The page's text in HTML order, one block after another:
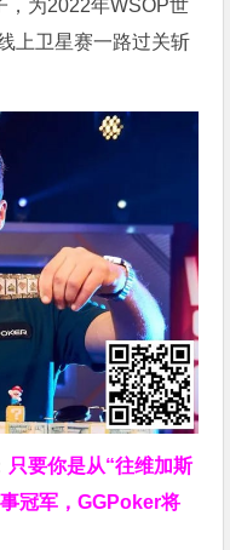
，为2022年WSOP世
上卫星赛一路过关斩
只要你是从“往维加斯
冠军，GGPoker将